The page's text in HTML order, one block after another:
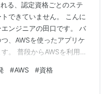
る、認定資格ごとのステ
できていません。 こんに
ンジニアの田口です。 バ
、AWSを使ったアプリケ
。 普段からAWSを利用す
中で、先日AWS認定資格
、いわゆる「全冠」を達
#AWS #資格